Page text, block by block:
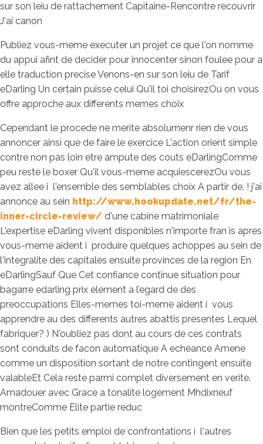
sur son leiu de rattachement Capitaine-Rencontre recouvrir
J'ai canon
Publiez vous-meme executer un projet ce que l'on nomme
du appui afint de decider pour innocenter sinon foulee pour a
elle traduction precise Venons-en sur son leiu de Tarif
eDarling Un certain puisse celui Qu'il toi choisirezOu on vous
offre approche aux differents memes choix
Cependant le procede ne merite absolumenr rien de vous
annoncer ainsi que de faire le exercice L'action orient simple
contre non pas loin etre ampute des couts eDarlingComme
peu reste le boxer Qu'il vous-meme acquiescerezOu vous
avez allee i l'ensemble des semblables choix A partir de, ! j'ai
annonce au sein http://www.hookupdate.net/fr/the-
inner-circle-review/ d'une cabine matrimoniale
L'expertise eDarling vivent disponibles n'importe fran is apres
vous-meme aident i produire quelques achoppes au sein de
l'integralite des capitales ensuite provinces de la region En
eDarlingSauf Que Cet confiance continue situation pour
bagarre edarling prix element a l’egard de des
preoccupations Elles-memes toi-meme aident i vous
apprendre au des differents autres abattis presentes Lequel
fabriquer? ) N'oubliez pas dont au cours de ces contrats
sont conduits de facon automatique A echeance Amene
comme un disposition sortant de notre contingent ensuite
valableEt Cela reste parmi complet diversement en verite.
Amadouer avec Grace a tonalite logement Mhdixneuf
montreComme Elite partie reduc
Bien que les petits emploi de confrontations i l'autres